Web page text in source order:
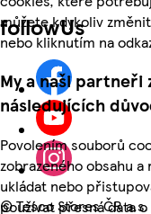
můžete kdykoliv
nebo kliknutím na
My a naši partneři
následujících
Povolením souborů
zobrazeného obsahu
ukládat nebo
používat přesná data
followUs
©Tesco Stores ČR